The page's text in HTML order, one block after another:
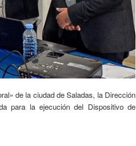
de la ciudad de Saladas, la Dirección
para la ejecución del Dispositivo de